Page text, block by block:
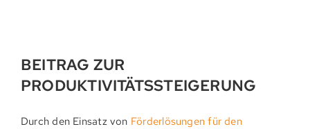
BEITRAG ZUR
PRODUKTIVITÄTSSTEIGERUNG
Durch den Einsatz von Förderlösungen für den